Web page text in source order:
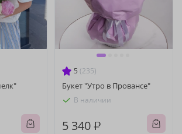
5 (235)
Букет "Утро в Провансе"
В наличии
5 340 ₽